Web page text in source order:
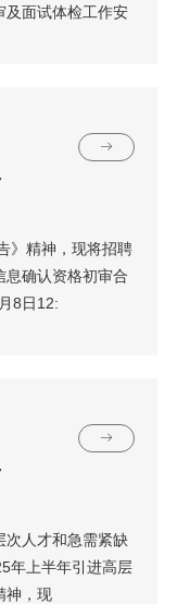
及面试体检工作安
》精神，现将招聘
息确认资格初审合
8日12:
次人才和急需紧缺
年上半年引进高层
神，现